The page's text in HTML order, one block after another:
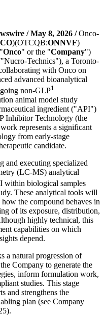
/ May 8, 2026 /Onco-
)(OTCQB:ONNVF)
Onco" or the "Company")
Technics"), a Toronto-
with Onco on
advanced bioanalytical
non-GLP1
animal model study
ingredient ("API")
Inhibitor Technology (the
represents a significant
from early-stage
candidate.
and executing specialized
(LC-MS) analytical
within biological samples
These analytical tools will
how the compound behaves in
of its exposure, distribution,
highly technical, this
capabilities on which
depend.
a natural progression of
Company to generate the
inform formulation work,
studies. This stage
and strengthens the
plan (see Company